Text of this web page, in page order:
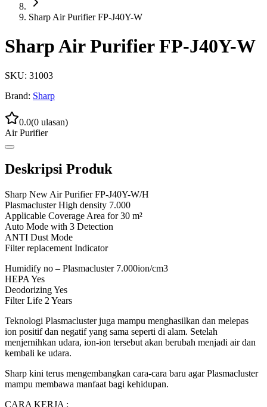
Sharp Air Purifier FP-J40Y-W
Sharp Air Purifier FP-J40Y-W
SKU: 31003
Brand: Sharp
0.0(0 ulasan)
Air Purifier
Deskripsi Produk
Sharp New Air Purifier FP-J40Y-W/H
Plasmacluster High density 7.000
Applicable Coverage Area for 30 m²
Auto Mode with 3 Detection
ANTI Dust Mode
Filter replacement Indicator
Humidify no – Plasmacluster 7.000ion/cm3
HEPA Yes
Deodorizing Yes
Filter Life 2 Years
Teknologi Plasmacluster juga mampu menghasilkan dan melepas
ion positif dan negatif yang sama seperti di alam. Setelah
menjernihkan udara, ion-ion tersebut akan berubah menjadi air dan
kembali ke udara.
Sharp kini terus mengembangkan cara-cara baru agar Plasmacluster
mampu membawa manfaat bagi kehidupan.
CARA KERJA :